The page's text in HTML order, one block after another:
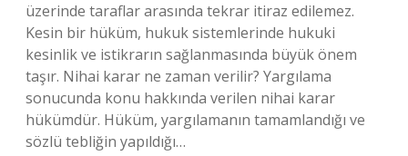
üzerinde taraflar arasında tekrar itiraz edilemez.
Kesin bir hüküm, hukuk sistemlerinde hukuki
kesinlik ve istikrarın sağlanmasında büyük önem
taşır. Nihai karar ne zaman verilir? Yargılama
sonucunda konu hakkında verilen nihai karar
hükümdür. Hüküm, yargılamanın tamamlandığı ve
sözlü tebliğin yapıldığı…